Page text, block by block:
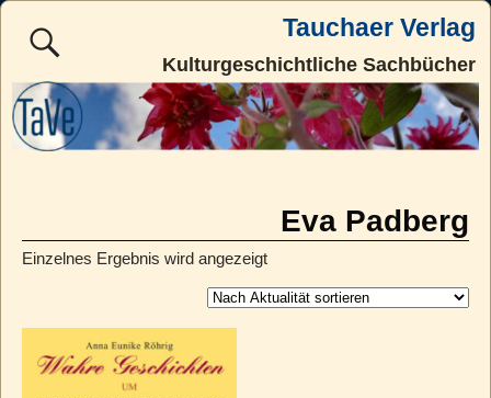
Tauchaer Verlag
Kulturgeschichtliche Sachbücher
Eva Padberg
Einzelnes Ergebnis wird angezeigt